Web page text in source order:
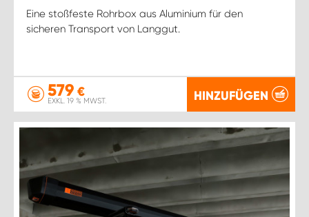
Eine stoßfeste Rohrbox aus Aluminium für den
sicheren Transport von Langgut.
579 €
EXKL. 19 % MWST. HINZUFÜGEN